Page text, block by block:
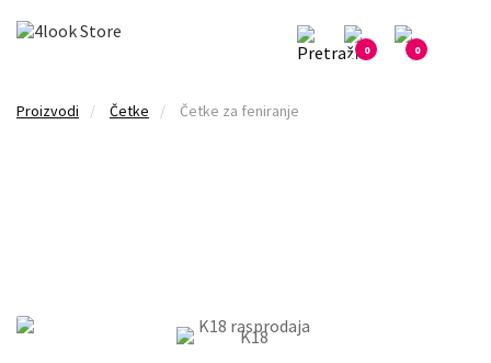
0 0
Proizvodi Četke Četke za feniranje